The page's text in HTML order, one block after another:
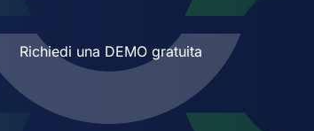
Richiedi una DEMO gratuita